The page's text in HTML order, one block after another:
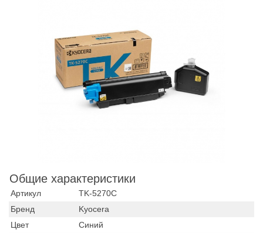
Общие характеристики
Артикул
TK-5270C
Бренд
Kyocera
Цвет
Синий